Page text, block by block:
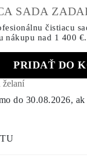
SADA
čistiacu
nákupu nad 1 400 €.
PRIDAŤ DO
želaní
do 30.08.2026, ak